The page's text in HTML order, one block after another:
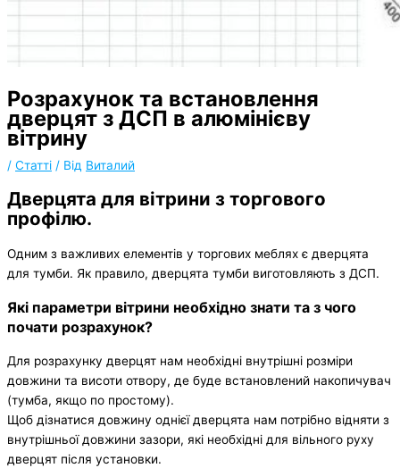
Розрахунок та встановлення
дверцят з ДСП в алюмінієву
вітрину
/ Статті / Від Виталий
Дверцята для вітрини з торгового
профілю.
Одним з важливих елементів у торгових меблях є дверцята
для тумби. Як правило, дверцята тумби виготовляють з ДСП.
Які параметри вітрини необхідно знати та з чого
почати розрахунок?
Для розрахунку дверцят нам необхідні внутрішні розміри
довжини та висоти отвору, де буде встановлений накопичувач
(тумба, якщо по простому).
Щоб дізнатися довжину однієї дверцята нам потрібно відняти з
внутрішньої довжини зазори, які необхідні для вільного руху
дверцят після установки.